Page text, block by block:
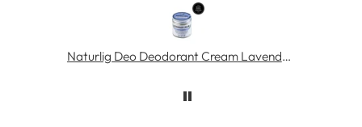
Naturlig Deo Deodorant Cream Lavendel 60 ml